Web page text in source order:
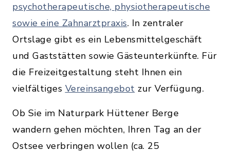
psychotherapeutische, physiotherapeutische
sowie eine Zahnarztpraxis. In zentraler
Ortslage gibt es ein Lebensmittelgeschäft
und Gaststätten sowie Gästeunterkünfte. Für
die Freizeitgestaltung steht Ihnen ein
vielfältiges Vereinsangebot zur Verfügung.
Ob Sie im Naturpark Hüttener Berge
wandern gehen möchten, Ihren Tag an der
Ostsee verbringen wollen (ca. 25